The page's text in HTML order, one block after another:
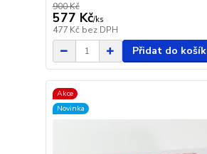
900 Kč
577 Kč/ks
477 Kč bez DPH
Přidat do
Akce
Novinka